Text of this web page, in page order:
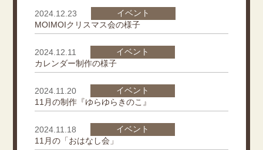
2024.12.23
イベント
MOIMOIクリスマス会の様子
2024.12.11
イベント
カレンダー制作の様子
2024.11.20
イベント
11月の制作『ゆらゆらきのこ』
2024.11.18
イベント
11月の「おはなし会」